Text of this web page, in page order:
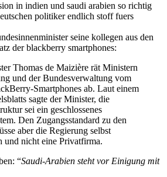
warnt
vor
in indien und saudi arabien so richtig
politiker endlich stoff fuers
seine kollegen aus den
der blackberry smartphones:
Thomas de Maizière rät Ministern
und der Bundesverwaltung vom
Smartphones ab. Laut einem
sagte der Minister, die
sei ein geschlossenes
Den Zugangsstandard zu den
aber die Regierung selbst
und nicht eine Privatfirma.
“Saudi-Arabien steht vor Einigung mit